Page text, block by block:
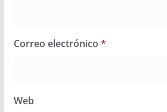
Correo electrónico *
Web